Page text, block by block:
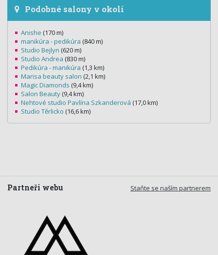
Podobné salony v okolí
Anishe (170 m)
manikúra - pedikúra (840 m)
Studio Bejlyn (620 m)
Studio Andrea (830 m)
Pedikúra - manikúra (1,3 km)
Marisa beauty salon (2,1 km)
Magic Diamonds (9,4 km)
Salon Beauty (9,4 km)
Nehtové studio Pavlína Szkanderová (17,0 km)
Studio Těrlicko (16,6 km)
Staňte se naším partnerem
Partneři webu